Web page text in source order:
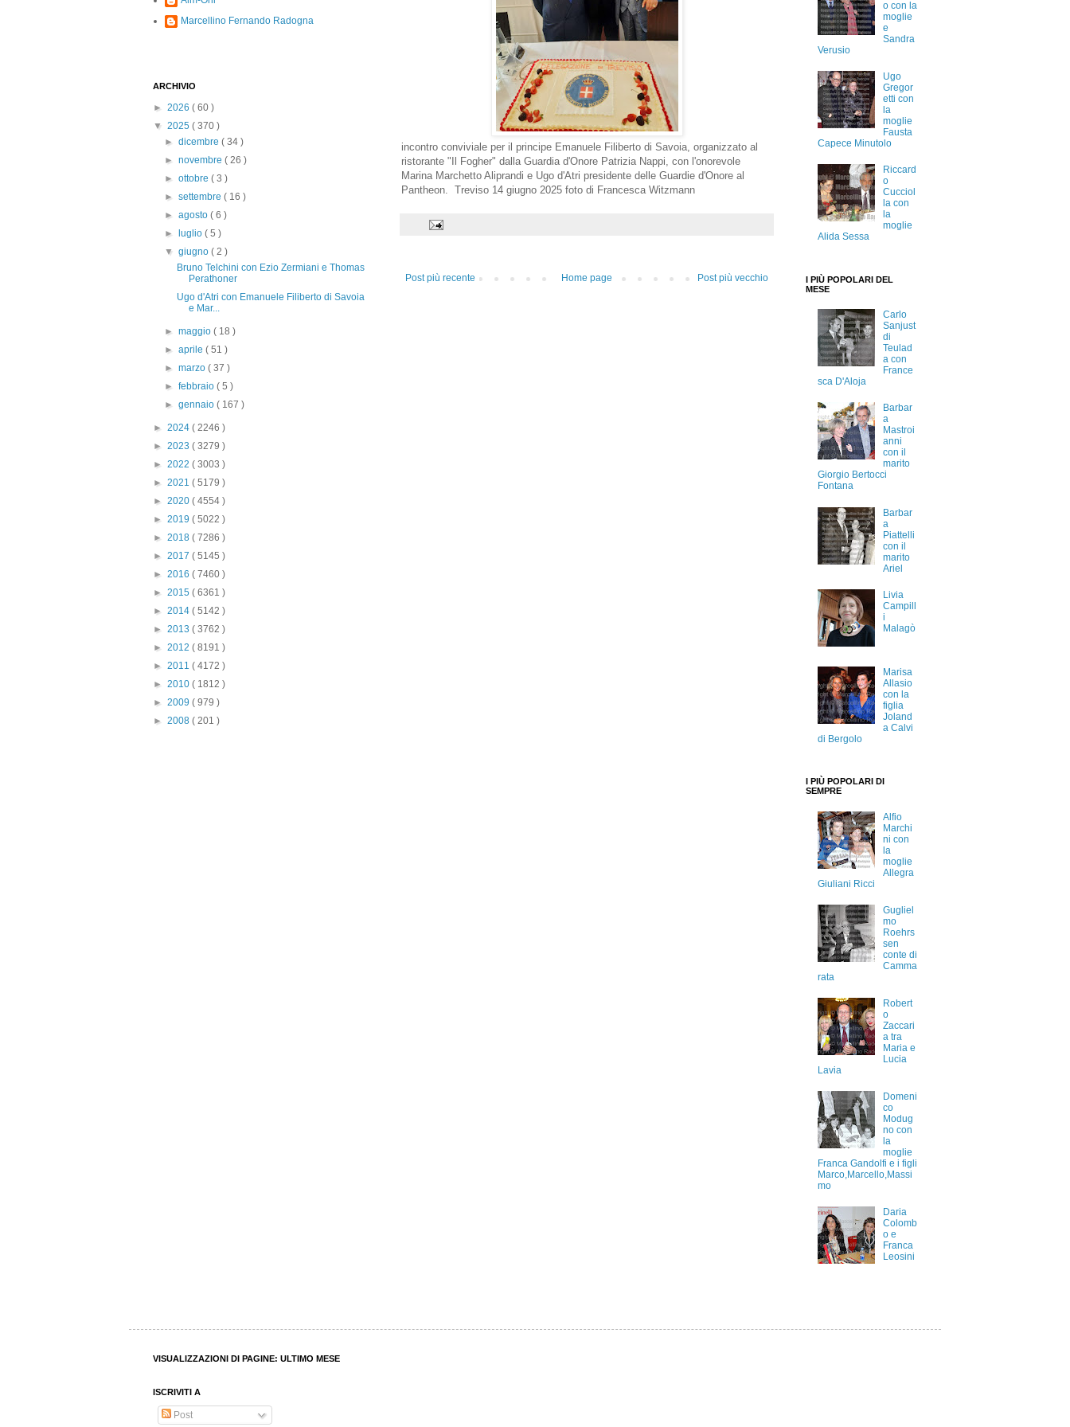
incontro conviviale per il principe Emanuele Filiberto di Savoia, organizzato al
ristorante "Il Fogher" dalla Guardia d'Onore Patrizia Nappi, con l'onorevole
Marina Marchetto Aliprandi e Ugo d'Atri presidente delle Guardie d'Onore al
Pantheon. Treviso 14 giugno 2025 foto di Francesca Witzmann
Post più recente Post più vecchio
Home page
Marcellino Fernando Radogna
ARCHIVIO
► 2026 ( 60 )
▼ 2025 ( 370 )
►dicembre( 34 )
►novembre( 26 )
►ottobre( 3 )
►settembre( 16 )
►agosto( 6 )
►
luglio( 5 )
▼giugno( 2 )
Bruno Telchini con Ezio Zermiani e Thomas
Perathoner
Ugo d'Atri con Emanuele Filiberto di Savoia
e Mar...
►maggio( 18 )
►aprile( 51 )
►marzo( 37 )
►febbraio( 5 )
►gennaio( 167 )
► 2024 ( 2246 )
► 2023 ( 3279 )
► 2022 ( 3003 )
► 2021 ( 5179 )
► 2020 ( 4554 )
► 2019 ( 5022 )
► 2018 ( 7286 )
► 2017 ( 5145 )
► 2016 ( 7460 )
► 2015 ( 6361 )
► 2014 ( 5142 )
► 2013 ( 3762 )
► 2012 ( 8191 )
► 2011 ( 4172 )
► 2010 ( 1812 )
► 2009 ( 979 )
► 2008 ( 201 )
o con la
moglie
e
Sandra
Verusio
Ugo
Gregor
etti con
la
moglie
Fausta
Capece Minutolo
Riccard
o
Cucciol
la con
la
moglie
Alida Sessa
I PIÙ POPOLARI DEL
MESE
Carlo
Sanjust
di
Teulad
a con
France
sca D'Aloja
Barbar
a
Mastroi
anni
con il
marito
Giorgio Bertocci
Fontana
Barbar
a
Piattelli
con il
marito
Ariel
Livia
Campill
i
Malagò
Marisa
Allasio
con la
figlia
Joland
a Calvi
di Bergolo
I PIÙ POPOLARI DI
SEMPRE
Alfio
Marchi
ni con
la
moglie
Allegra
Giuliani Ricci
Gugliel
mo
Roehrs
sen
conte di
Camma
rata
Robert
o
Zaccari
a tra
Maria e
Lucia
Lavia
Domeni
co
Modug
no con
la
moglie
Franca Gandolfi e i figli
Marco,Marcello,Massi
mo
Daria
Colomb
o e
Franca
Leosini
VISUALIZZAZIONI DI PAGINE: ULTIMO MESE
ISCRIVITI A
Post